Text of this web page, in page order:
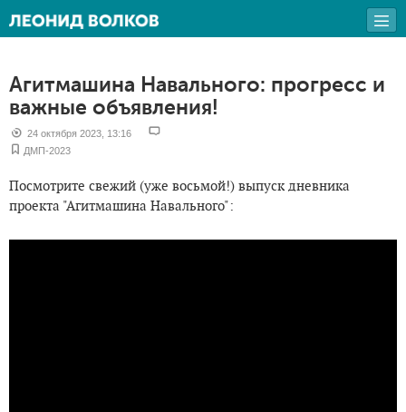
Агитмашина Навального: прогресс и
важные объявления!
24 октября 2023, 13:16
ДМП-2023
Посмотрите свежий (уже восьмой!) выпуск дневника
проекта "Агитмашина Навального":